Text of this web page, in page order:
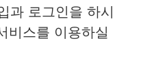
과 로그인을 하시
비스를 이용하실